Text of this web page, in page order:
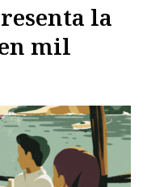
la
mil